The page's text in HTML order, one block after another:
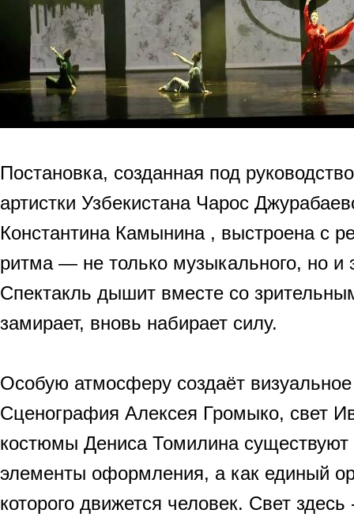
Постановка, созданная под
артистки Узбекистана Чарос
Константина Камынина , выстроена с
ритма — не только музыкального, но и
Спектакль дышит вместе со
замирает, вновь набирает силу.
Особую атмосферу создаёт
Сценография Алексея Громыко, свет
костюмы Дениса Томилина существуют
элементы оформления, а как единый
которого движется человек. Свет